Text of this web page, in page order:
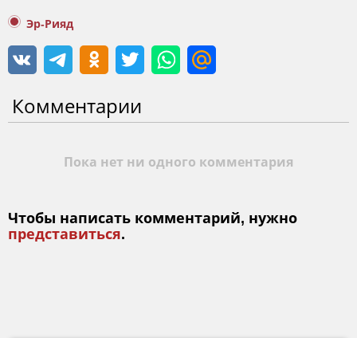
Эр-Рияд
Комментарии
Пока нет ни одного комментария
Чтобы написать комментарий, нужно
представиться.